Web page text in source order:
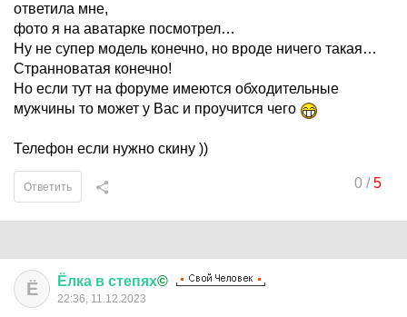
ответила мне,
фото я на аватарке посмотрел…
Ну не супер модель конечно, но вроде ничего такая…
Странноватая конечно!
Но если тут на форуме имеются обходительные
мужчины то может у Вас и проучится чего
Телефон если нужно скину ))
0/5
Ответить
Ё Ёлка в степях©
22:36, 11.12.2023